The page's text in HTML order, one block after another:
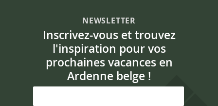
NEWSLETTER
Inscrivez-vous et trouvez
l'inspiration pour vos
prochaines vacances en
Ardenne belge !